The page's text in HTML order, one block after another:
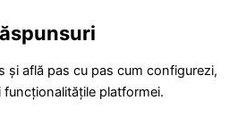
și află pas cu pas cum configurezi,
platformei.